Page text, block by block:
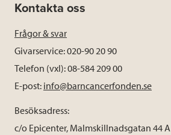
Kontakta oss
Frågor & svar
Givarservice: 020-90 20 90
Telefon (vxl): 08-584 209 00
E-post: info@barncancerfonden.se
Besöksadress:
c/o Epicenter, Malmskillnadsgatan 44 A